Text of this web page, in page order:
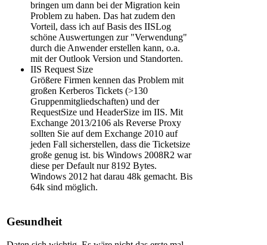
bringen um dann bei der Migration kein
Problem zu haben. Das hat zudem den
Vorteil, dass ich auf Basis des IISLog
schöne Auswertungen zur "Verwendung"
durch die Anwender erstellen kann, o.a.
mit der Outlook Version und Standorten.
IIS Request Size
Größere Firmen kennen das Problem mit
großen Kerberos Tickets (>130
Gruppenmitgliedschaften) und der
RequestSize und HeaderSize im IIS. Mit
Exchange 2013/2106 als Reverse Proxy
sollten Sie auf dem Exchange 2010 auf
jeden Fall sicherstellen, dass die Ticketsize
große genug ist. bis Windows 2008R2 war
diese per Default nur 8192 Bytes.
Windows 2012 hat darau 48k gemacht. Bis
64k sind möglich.
Gesundheit